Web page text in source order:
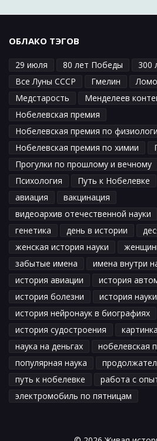
ОБЛАКО ТЭГОВ
29 июля 80 лет Победы 300
Все Луны СССР
Гмелин
Медстарость
Менделеев
Нобелевская премия
Нобелевская премия по
Нобелевская премия по химии
Прогулки по прошлому и вечному
Психология
Путь к Нобелевке
авиация
вакцинация
видеоархив отечественной науки
генетика
день в истории
женская история науки
забытые имена
имена внутри
история авиации
история
история болезни
история
история нейронаук в биографиях
история судостроения
наука на деньгах
нобелевская
популярная наука
путь к нобелевке
работа с
электромобиль по пятницам